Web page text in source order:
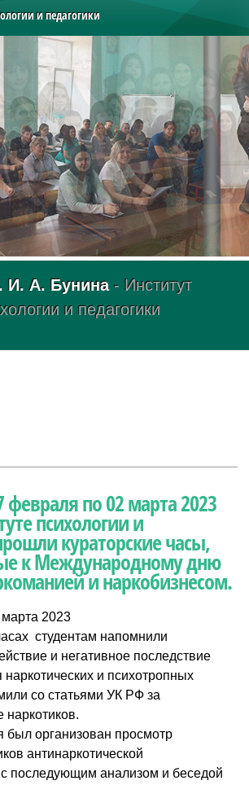
И. А. Бунина- Институт
и педагогики
февраля по 02 марта 2023
психологии и
кураторские часы,
к Международному дню
и наркобизнесом.
2023
студентам напомнили
и негативное последствие
наркотических и психотропных
со статьями УК РФ за
наркотиков.
был организован просмотр
антинаркотической
последующим анализом и беседой
и педагогики